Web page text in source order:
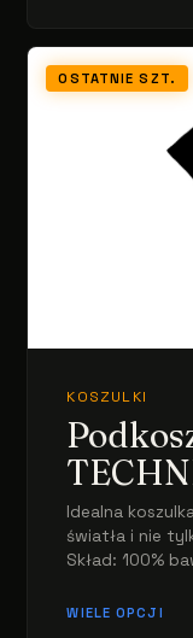
OSTATNIE SZT.
KOSZULKI
Idealna
światła i nie
Skład: 100%
WIELE OPCJI